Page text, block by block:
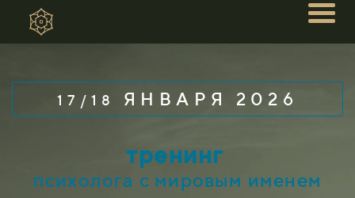
17/18 ЯНВАРЯ 2026
тренинг
психолога с мировым именем